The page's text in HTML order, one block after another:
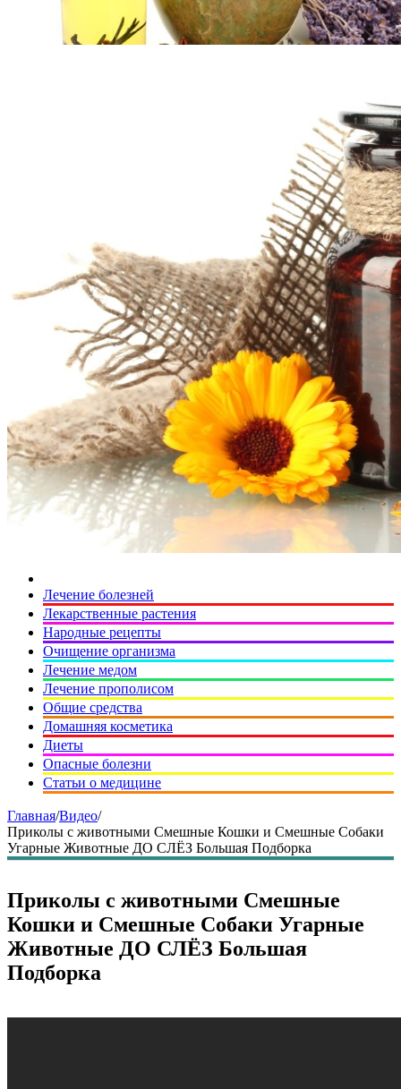
Лечение болезней
Лекарственные растения
Народные рецепты
Очищение организма
Лечение медом
Лечение прополисом
Общие средства
Домашняя косметика
Диеты
Опасные болезни
Статьи о медицине
Главная/Видео/
Приколы с животными Смешные Кошки и Смешные Собаки
Угарные Животные ДО СЛЁЗ Большая Подборка
Приколы с животными Смешные
Кошки и Смешные Собаки Угарные
Животные ДО СЛЁЗ Большая
Подборка